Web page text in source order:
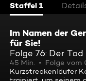
Staffel 1
Im Namen der
für Sie!
Folge 76: Der
45 Min. Folge vom
Kurzstreckenläufer